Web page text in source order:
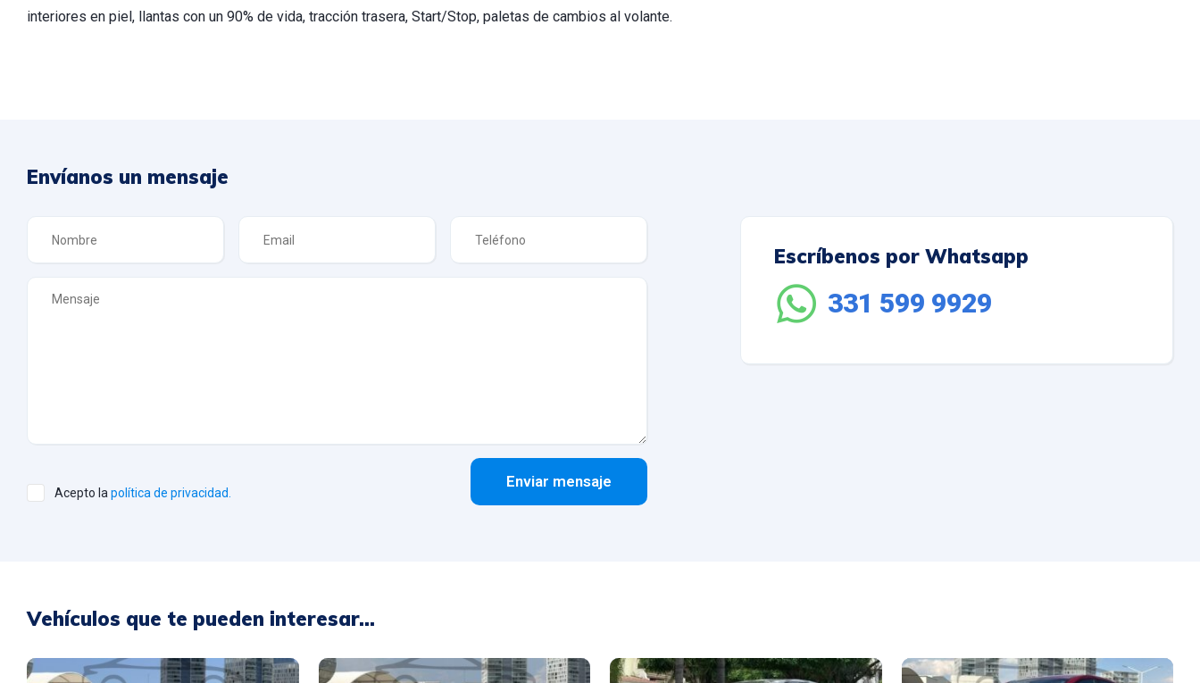
interiores en piel, llantas con un 90% de vida, tracción trasera, Start/Stop, paletas de cambios al volante.
Envíanos un mensaje
Acepto la política de privacidad.
Enviar mensaje
Escríbenos por Whatsapp
331 599 9929
Vehículos que te pueden interesar...